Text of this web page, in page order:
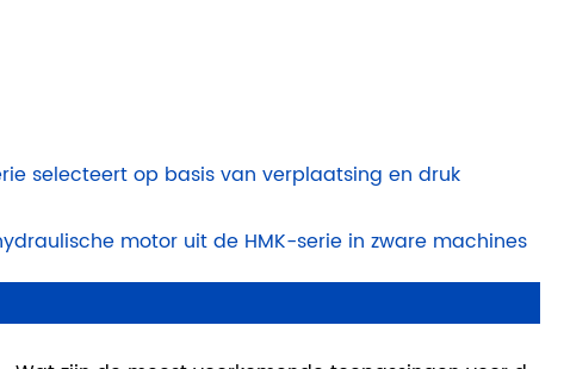
selecteert op basis van verplaatsing en druk
motor uit de HMK-serie in zware machines